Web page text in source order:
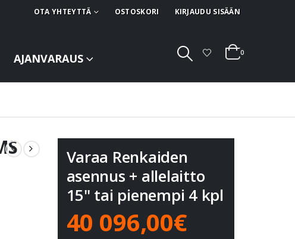
OTA YHTEYTTÄ OSTOSKORI KIRJAUDU SISÄÄN
AJANVARAUS 0
Varaa Renkaiden
asennus + allelaitto
15" tai pienempi 4 kpl
40 096,00€